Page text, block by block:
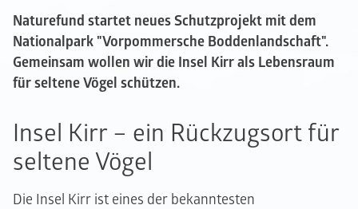
Naturefund startet neues Schutzprojekt mit dem
Nationalpark "Vorpommersche Boddenlandschaft".
Gemeinsam wollen wir die Insel Kirr als Lebensraum
für seltene Vögel schützen.
Insel Kirr – ein Rückzugsort für
seltene Vögel
Die Insel Kirr ist eines der bekanntesten